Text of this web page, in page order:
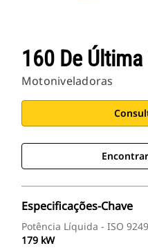
160 De
Motoniveladoras
Especificações-Chave
Potência Líquida - ISO
179 kW